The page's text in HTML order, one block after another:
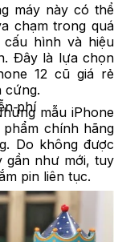
máy này có thể
chạm trong quá
hình và hiệu
Đây là lựa chọn
12 cũ giá rẻ
cứng.
mẫu iPhone
chính hãng
Do không được
gần như mới, tuy
pin liên tục.
phí